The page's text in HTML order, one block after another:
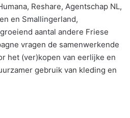
Reshare, Agentschap NL,
en Smallingerland,
aantal andere Friese
vragen de samenwerkende
het (ver)kopen van eerlijke en
gebruik van kleding en